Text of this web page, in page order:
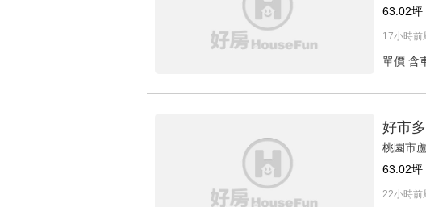
63.02坪
17小時前
單價 含
好市
桃園市
63.02坪
22小時前